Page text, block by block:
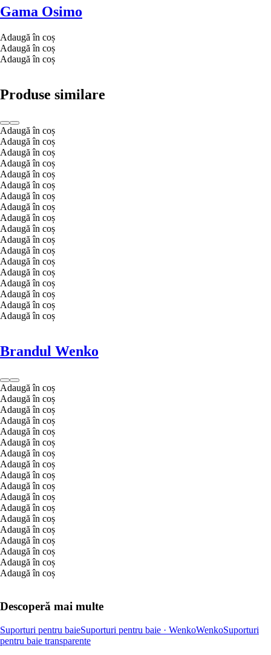
Gama Osimo
Adaugă în coș
Adaugă în coș
Adaugă în coș
Produse similare
Adaugă în coș
Adaugă în coș
Adaugă în coș
Adaugă în coș
Adaugă în coș
Adaugă în coș
Adaugă în coș
Adaugă în coș
Adaugă în coș
Adaugă în coș
Adaugă în coș
Adaugă în coș
Adaugă în coș
Adaugă în coș
Adaugă în coș
Adaugă în coș
Adaugă în coș
Adaugă în coș
Brandul Wenko
Adaugă în coș
Adaugă în coș
Adaugă în coș
Adaugă în coș
Adaugă în coș
Adaugă în coș
Adaugă în coș
Adaugă în coș
Adaugă în coș
Adaugă în coș
Adaugă în coș
Adaugă în coș
Adaugă în coș
Adaugă în coș
Adaugă în coș
Adaugă în coș
Adaugă în coș
Adaugă în coș
Descoperă mai multe
Suporturi pentru baieSuporturi pentru baie · WenkoWenkoSuporturi
pentru baie transparente